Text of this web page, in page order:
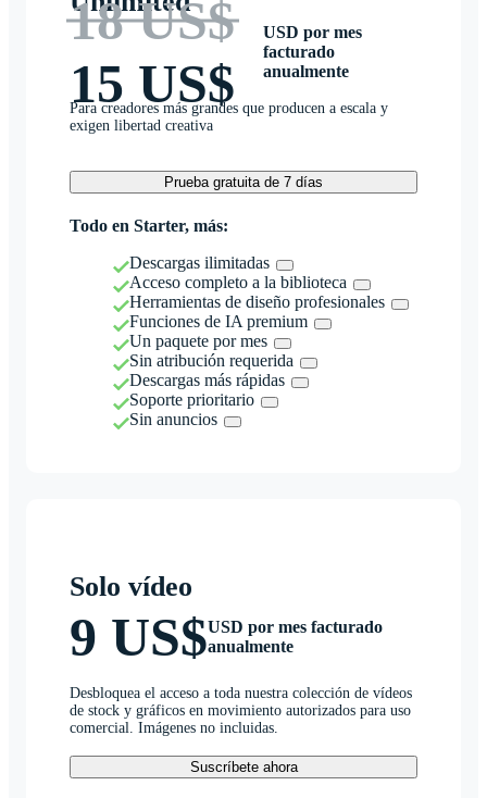
18 US$
15 US$
USD por mes
facturado
anualmente
Para creadores más grandes que producen a escala y
exigen libertad creativa
Prueba gratuita de 7 días
Todo en Starter, más:
Descargas ilimitadas
Acceso completo a la biblioteca
Herramientas de diseño profesionales
Funciones de IA premium
Un paquete por mes
Sin atribución requerida
Descargas más rápidas
Soporte prioritario
Sin anuncios
Solo vídeo
9 US$USD por mes facturado
anualmente
Desbloquea el acceso a toda nuestra colección de vídeos
de stock y gráficos en movimiento autorizados para uso
comercial. Imágenes no incluidas.
Suscríbete ahora